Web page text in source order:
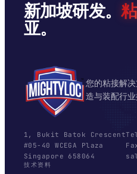
新加坡研发。
亚。
您的粘接解
造与装配行业
1, Bukit Batok Crescent
#05-40 WCEGA Plaza
Singapore 658064
技术资料